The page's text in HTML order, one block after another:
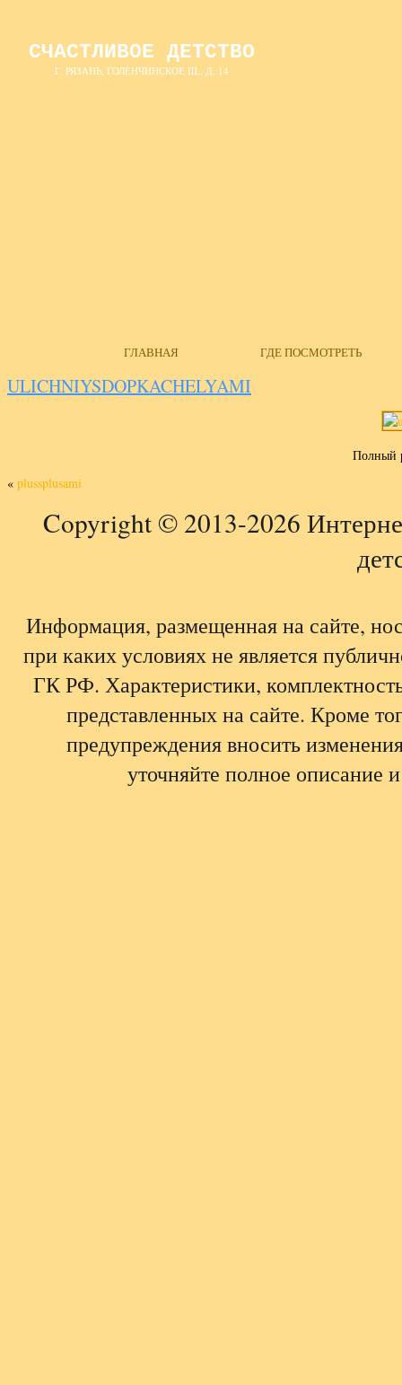
СЧАСТЛИВОЕ ДЕТСТВО
Г. РЯЗАНЬ, ГОЛЕНЧИНСКОЕ Ш., Д. 14
ГЛАВНАЯ ГДЕ ПОСМОТРЕТЬ
ULICHNIYSDOPKACHELYAMI
Полный
« plussplusami
Copyright © 2013-2026
Информация, размещенная на сайте,
при каких условиях не является
ГК РФ. Характеристики,
представленных на сайте. Кроме
предупреждения вносить
уточняйте полное описание